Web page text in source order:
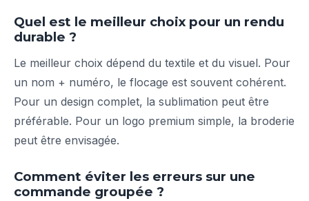
Quel est le meilleur choix pour un rendu
durable ?
Le meilleur choix dépend du textile et du visuel. Pour
un nom + numéro, le flocage est souvent cohérent.
Pour un design complet, la sublimation peut être
préférable. Pour un logo premium simple, la broderie
peut être envisagée.
Comment éviter les erreurs sur une
commande groupée ?